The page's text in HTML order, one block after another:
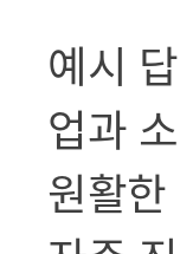
예시
업과
원활